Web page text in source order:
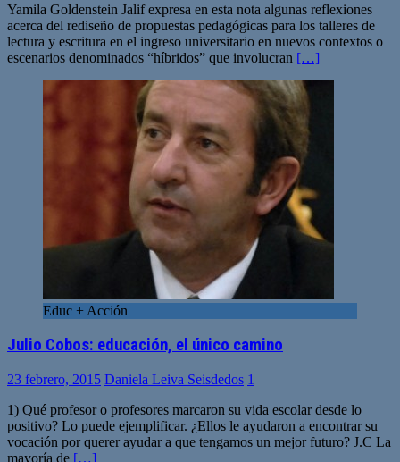
Yamila Goldenstein Jalif expresa en esta nota algunas reflexiones
acerca del rediseño de propuestas pedagógicas para los talleres de
lectura y escritura en el ingreso universitario en nuevos contextos o
escenarios denominados “híbridos” que involucran […]
Educ + Acción
Julio Cobos: educación, el único camino
23 febrero, 2015 Daniela Leiva Seisdedos 1
1) Qué profesor o profesores marcaron su vida escolar desde lo
positivo? Lo puede ejemplificar. ¿Ellos le ayudaron a encontrar su
vocación por querer ayudar a que tengamos un mejor futuro? J.C La
mayoría de […]